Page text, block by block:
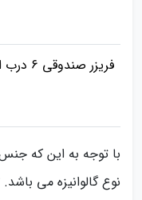
فریزر صندوقی ۶ درب استیل
با توجه به این که
نوع گالوانیزه می